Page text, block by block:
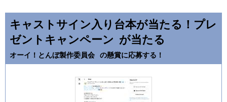
キャストサイン入り台本が当たる！プレ
ゼントキャンペーン が当たる
オーイ！とんぼ製作委員会 の懸賞に応募する！